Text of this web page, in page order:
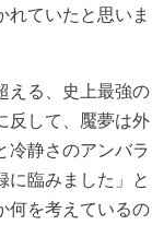
れていたと思いま
える、史上最強の
反して、魘夢は外
冷静さのアンバラ
に臨みました」と
何を考えているの